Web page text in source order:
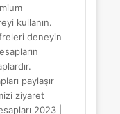
kullanın.
deneyin
paylaşır
ziyaret
2023 |